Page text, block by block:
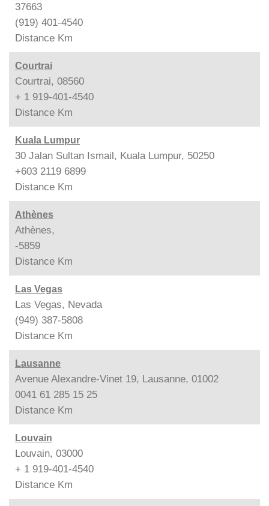
37663
(919) 401-4540
Distance Km
Courtrai
Courtrai, 08560
+ 1 919-401-4540
Distance Km
Kuala Lumpur
30 Jalan Sultan Ismail, Kuala Lumpur, 50250
+603 2119 6899
Distance Km
Athènes
Athènes,
-5859
Distance Km
Las Vegas
Las Vegas, Nevada
(949) 387-5808
Distance Km
Lausanne
Avenue Alexandre-Vinet 19, Lausanne, 01002
0041 61 285 15 25
Distance Km
Louvain
Louvain, 03000
+ 1 919-401-4540
Distance Km